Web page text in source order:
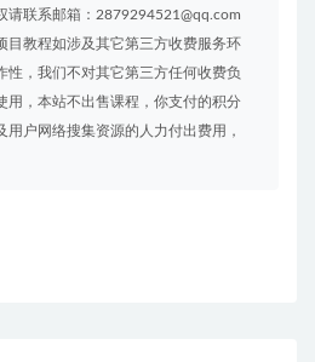
请联系邮箱：2879294521@qq.com
目教程如涉及其它第三方收费服务环
性，我们不对其它第三方任何收费负
用，本站不出售课程，你支付的积分
户网络搜集资源的人力付出费用，